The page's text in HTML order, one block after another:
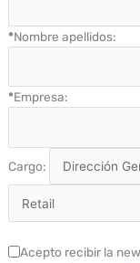
*Nombre apellidos:
*Empresa:
Cargo:
Acepto recibir la